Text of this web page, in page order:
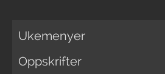
Ukemenyer
Oppskrifter